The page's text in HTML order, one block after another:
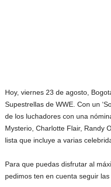
Hoy, viernes 23 de agosto,
Supestrellas de WWE. Con un
de los luchadores con una
Mysterio, Charlotte Flair, Randy
lista que incluye a varias
Para que puedas disfrutar al
pedimos ten en cuenta seguir